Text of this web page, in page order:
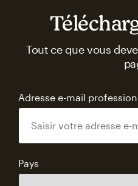
Tout ce que vous
Adresse e-mail
Pays